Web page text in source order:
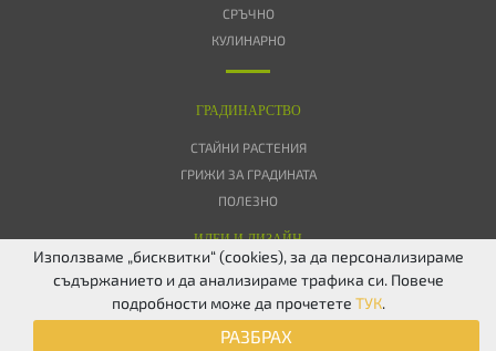
СРЪЧНО
КУЛИНАРНО
ГРАДИНАРСТВО
СТАЙНИ РАСТЕНИЯ
ГРИЖИ ЗА ГРАДИНАТА
ПОЛЕЗНО
ИДЕИ И ДИЗАЙН
ПОВЕРИТЕЛНОСТ БИСКВИТКИ КОНТАКТИ
TWITTER
© 2026 Дом & Градина. Всички права запазени.
Използваме „бисквитки“ (cookies), за да персонализираме
съдържанието и да анализираме трафика си. Повече
подробности може да прочетете ТУК.
РАЗБРАХ